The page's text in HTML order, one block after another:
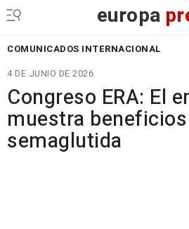
europa
COMUNICADOS INTERNACIONAL
4 DE JUNIO DE 2026
Congreso ERA: El
muestra
semaglutida